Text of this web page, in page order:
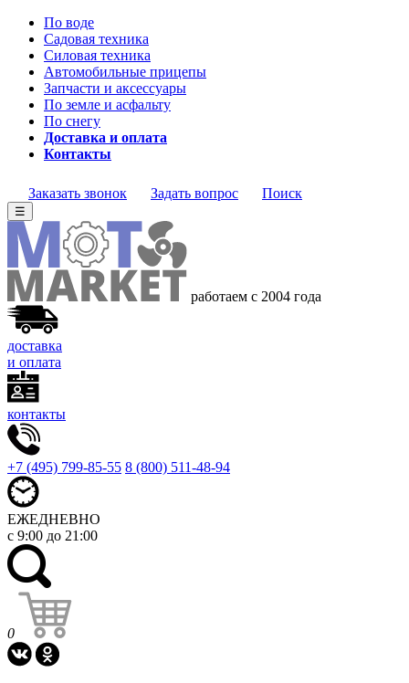
По воде
Садовая техника
Силовая техника
Автомобильные прицепы
Запчасти и аксессуары
По земле и асфальту
По снегу
Доставка и оплата
Контакты
Заказать звонок Задать вопрос Поиск
☰
работаем с 2004 года
доставка
и оплата
контакты
+7 (495) 799-85-55 8 (800) 511-48-94
ЕЖЕДНЕВНО
с 9:00 до 21:00
0